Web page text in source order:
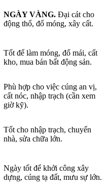
NGÀY VÀNG. Đại cát cho
động thổ, đổ móng, xây cất.
Tốt để làm móng, đổ mái, cất
kho, mua bán bất động sản.
Phù hợp cho việc cúng an vị,
cất nóc, nhập trạch (cần xem
giờ kỹ).
Tốt cho nhập trạch, chuyển
nhà, sửa chữa lớn.
Ngày tốt để khởi công xây
dựng, cúng tạ đất, mưu sự lớn.